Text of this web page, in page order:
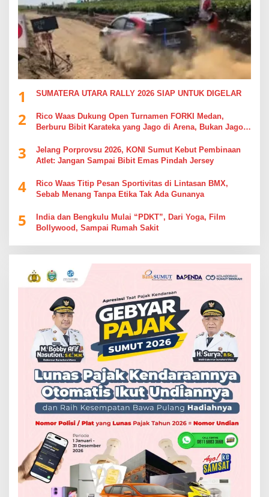
1 SUMATERA UTARA RALLY 2026 SIAP UNTUK DIGELAR
2
Rico Waas Dukung Open Turnamen FORKI Medan,
Berburu Bibit Karateka yang Jago di Arena, Bukan Jago
3
Jelang Porprovsu 2026, KONI Sumut Kebut Pembinaan
Atlet: Jangan Sampai Bibit Emas Pindah Jersey
4
Rico Waas Titip Pesan Sportivitas di Lintasan BMX,
Sebab Menang Tanpa Etika Tak Ada Gunanya
5
India dan Bengkulu Mulai “PDKT”, Dari Yoga, Film
Bollywood, Sampai Rumah Sakit